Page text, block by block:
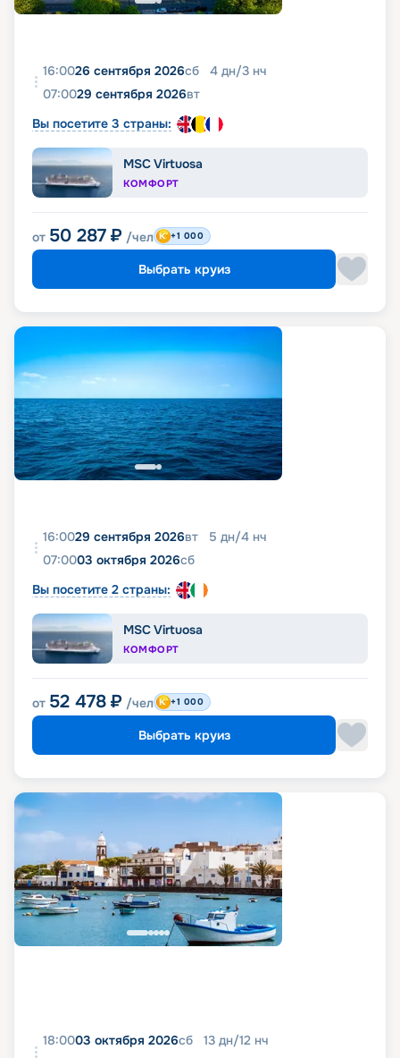
16:0026 сентября 2026сб 4 дн/3 нч
07:0029 сентября 2026вт
Вы посетите 3 страны:
MSC Virtuosa
КОМФОРТ
от 50 287 ₽ /чел +1 000
Выбрать круиз
16:0029 сентября 2026вт 5 дн/4 нч
07:0003 октября 2026сб
Вы посетите 2 страны:
MSC Virtuosa
КОМФОРТ
от 52 478 ₽ /чел +1 000
Выбрать круиз
18:0003 октября 2026сб 13 дн/12 нч